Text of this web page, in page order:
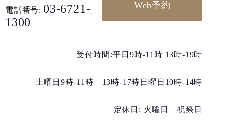
電話番号: 03-6721-
1300
Web予約
受付時間:平日9時-11時 13時-19時
土曜日9時-11時 13時-17時 日曜日10時-14時
定休日: 火曜日 祝祭日